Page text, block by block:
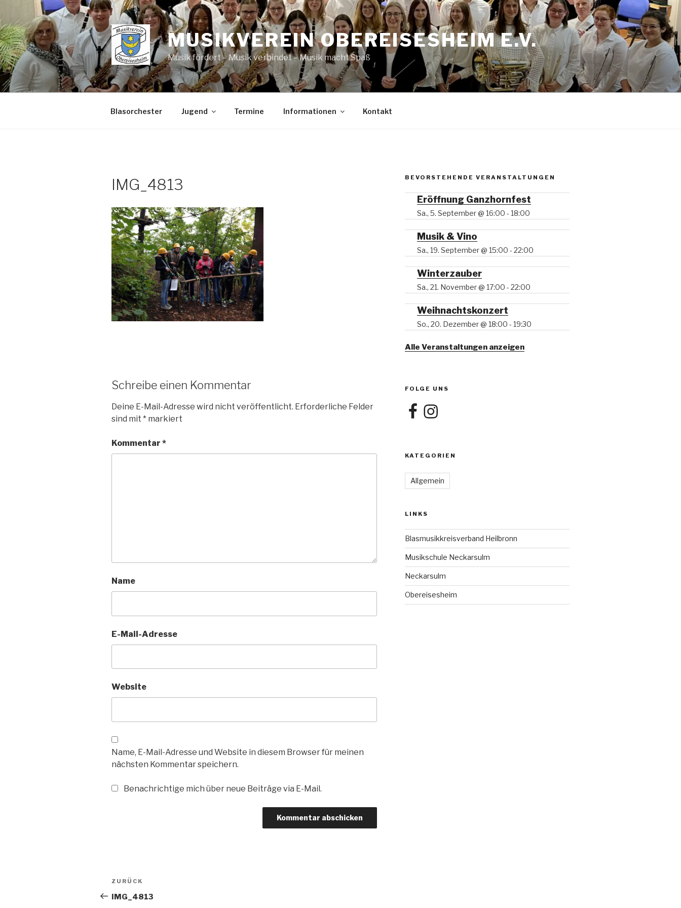
Inhalt
springen
MUSIKVEREIN OBEREISESHEIM E.V.
Musik fördert – Musik verbindet – Musik macht Spaß
Blasorchester Jugend Termine Informationen Kontakt
IMG_4813
Schreibe einen Kommentar
Deine E-Mail-Adresse wird nicht veröffentlicht. Erforderliche Felder
sind mit * markiert
Kommentar *
Name
E-Mail-Adresse
Website
Name, E-Mail-Adresse und Website in diesem Browser für meinen
nächsten Kommentar speichern.
Benachrichtige mich über neue Beiträge via E-Mail.
Beitragsnavigation
Vorheriger
Beitrag
ZURÜCK
IMG_4813
BEVORSTEHENDE VERANSTALTUNGEN
Eröffnung Ganzhornfest
Sa., 5. September @ 16:00 - 18:00
Musik & Vino
Sa., 19. September @ 15:00 - 22:00
Winterzauber
Sa., 21. November @ 17:00 - 22:00
Weihnachtskonzert
So., 20. Dezember @ 18:00 - 19:30
Alle Veranstaltungen anzeigen
FOLGE UNS
FacebookInstagram
KATEGORIEN
Allgemein
LINKS
Blasmusikkreisverband Heilbronn
Musikschule Neckarsulm
Neckarsulm
Obereisesheim